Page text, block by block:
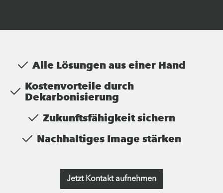
Alle Lösungen aus einer Hand
Kostenvorteile durch
Dekarbonisierung
Zukunftsfähigkeit sichern
Nachhaltiges Image stärken
Jetzt Kontakt aufnehmen